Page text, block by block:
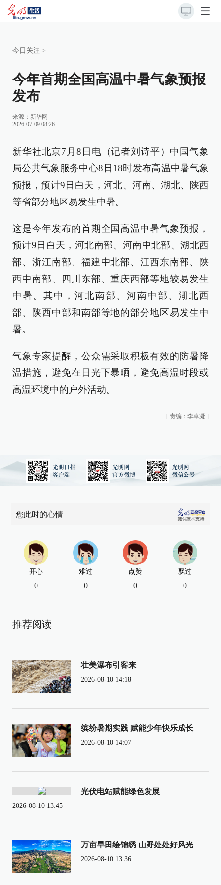
今日关注 >
今年首期全国高温中暑气象预报
发布
来源： 新华网
2026-07-09 08:26
新华社北京7月8日电（记者刘诗平）中国气象
局公共气象服务中心8日18时发布高温中暑气象
预报，预计9日白天，河北、河南、湖北、陕西
等省部分地区易发生中暑。
这是今年发布的首期全国高温中暑气象预报，
预计9日白天，河北南部、河南中北部、湖北西
部、浙江南部、福建中北部、江西东南部、陕
西中南部、四川东部、重庆西部等地较易发生
中暑。其中，河北南部、河南中部、湖北西
部、陕西中部和南部等地的部分地区易发生中
暑。
气象专家提醒，公众需采取积极有效的防暑降
温措施，避免在日光下暴晒，避免高温时段或
高温环境中的户外活动。
[ 责编：李卓凝 ]
您此时的心情
开心
0
难过
0
点赞
0
飘过
0
推荐阅读
壮美瀑布引客来
2026-08-10 14:18
缤纷暑期实践 赋能少年快乐成长
2026-08-10 14:07
光伏电站赋能绿色发展
2026-08-10 13:45
万亩旱田绘锦绣 山野处处好风光
2026-08-10 13:36